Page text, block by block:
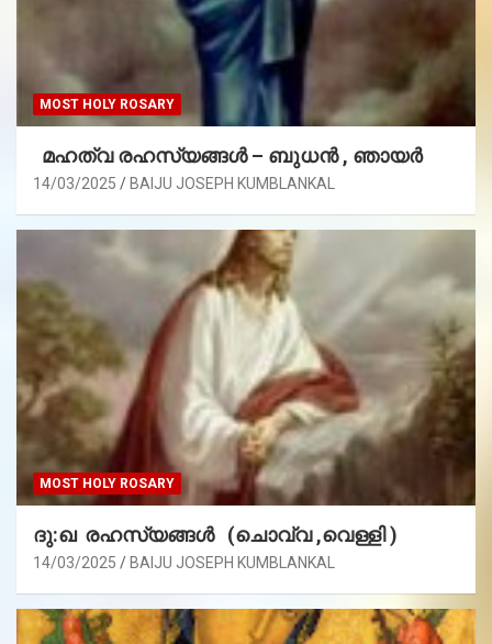
MOST HOLY ROSARY
മഹത്വ രഹസ്യങ്ങള്‍ – ബുധൻ , ഞായർ
14/03/2025 BAIJU JOSEPH KUMBLANKAL
MOST HOLY ROSARY
ദു:ഖ രഹസ്യങ്ങൾ (ചൊവ്വ ,വെള്ളി )
14/03/2025 BAIJU JOSEPH KUMBLANKAL